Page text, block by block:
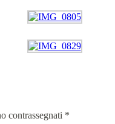
contrassegnati *